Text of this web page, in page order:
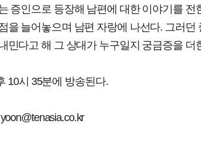
증인으로 등장해 남편에 대한 이야기를 전
을 늘어놓으며 남편 자랑에 나선다. 그러던
민다고 해 그 상대가 누구일지 궁금증을 더
10시 35분에 방송된다.